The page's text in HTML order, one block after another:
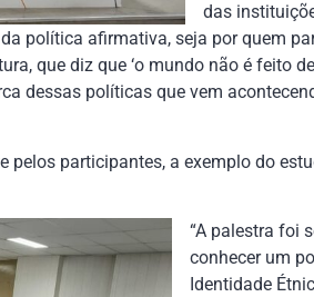
das
política afirmativa, seja por quem
que diz que ‘o mundo não é feito
dessas políticas que vem
participantes, a exemplo do
“A palestra foi
conhecer um
Identidade